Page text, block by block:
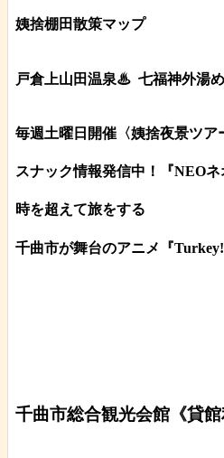
姨捨棚田散策マップ
戸倉上山田温泉♨ 七福神外湯
毎週土曜日開催〈姨捨夜景ツア
スナック情報発信中！『NEOネ
時を超えて旅をする
千曲市が舞台のアニメ『Turkey!
千曲市総合観光会館《貸館